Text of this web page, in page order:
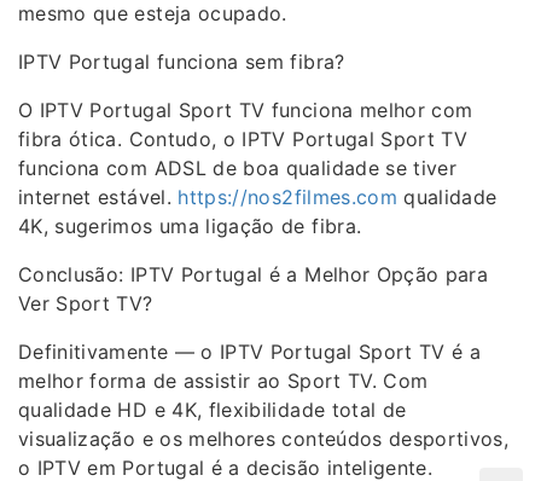
mesmo que esteja ocupado.
IPTV Portugal funciona sem fibra?
O IPTV Portugal Sport TV funciona melhor com
fibra ótica. Contudo, o IPTV Portugal Sport TV
funciona com ADSL de boa qualidade se tiver
internet estável. https://nos2filmes.com qualidade
4K, sugerimos uma ligação de fibra.
Conclusão: IPTV Portugal é a Melhor Opção para
Ver Sport TV?
Definitivamente — o IPTV Portugal Sport TV é a
melhor forma de assistir ao Sport TV. Com
qualidade HD e 4K, flexibilidade total de
visualização e os melhores conteúdos desportivos,
o IPTV em Portugal é a decisão inteligente.